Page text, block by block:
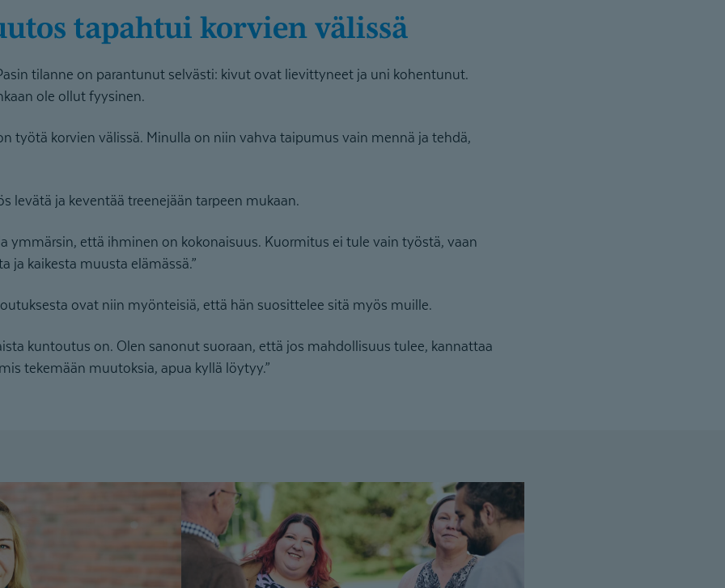
tapahtui korvien välissä
tilanne on parantunut selvästi: kivut ovat lievittyneet ja uni kohentunut.
ole ollut fyysinen.
työtä korvien välissä. Minulla on niin vahva taipumus vain mennä ja tehdä,
levätä ja keventää treenejään tarpeen mukaan.
ymmärsin, että ihminen on kokonaisuus. Kuormitus ei tule vain työstä, vaan
ja kaikesta muusta elämässä.”
ovat niin myönteisiä, että hän suosittelee sitä myös muille.
kuntoutus on. Olen sanonut suoraan, että jos mahdollisuus tulee, kannattaa
tekemään muutoksia, apua kyllä löytyy.”